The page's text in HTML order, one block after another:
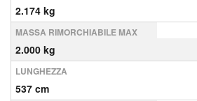
2.174 kg
MASSA RIMORCHIABILE MAX
2.000 kg
LUNGHEZZA
537 cm